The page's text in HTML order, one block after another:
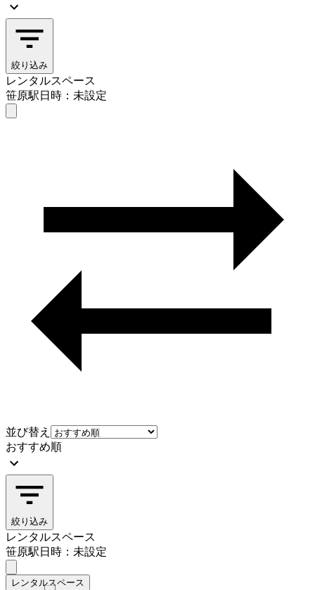
絞り込み
レンタルスペース
笹原駅日時：未設定
並び替え
おすすめ順
絞り込み
レンタルスペース
笹原駅日時：未設定
レンタルスペース